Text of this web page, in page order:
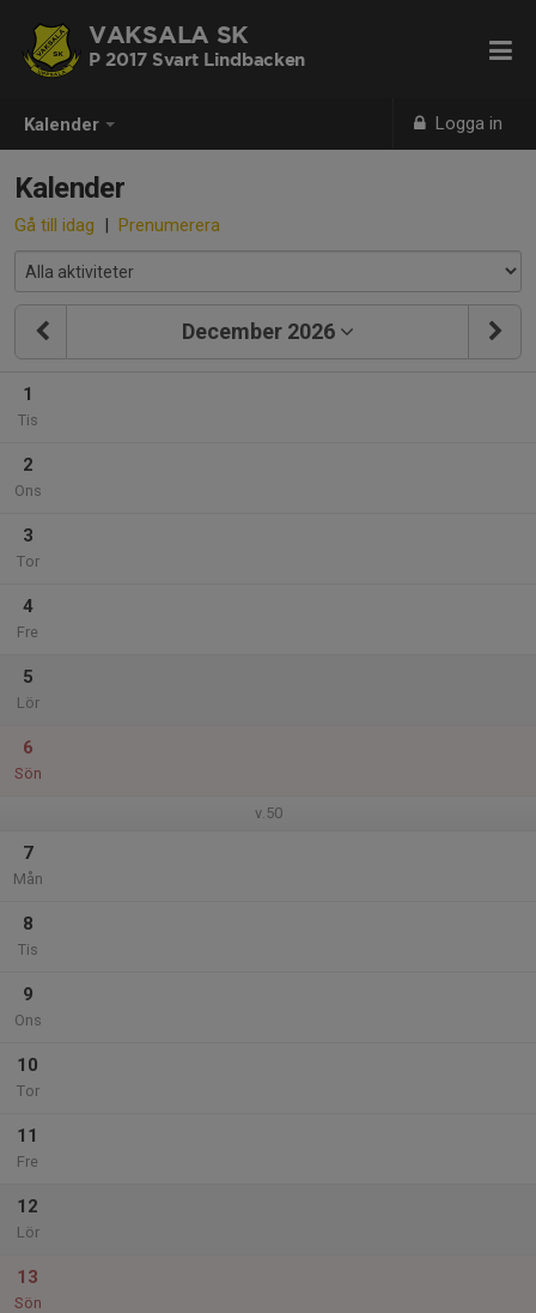
Kalender Logga in
VAKSALA SK
P 2017 Svart Lindbacken
Kalender
Gå till idag | Prenumerera
December 2026
1
Tis
2
Ons
3
Tor
4
Fre
5
Lör
6
Sön
v.50
7
Mån
8
Tis
9
Ons
10
Tor
11
Fre
12
Lör
13
Sön